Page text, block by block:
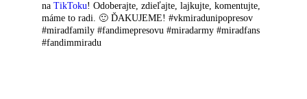
naTikToku! Odoberajte, zdieľajte, lajkujte, komentujte,
máme to radi. 🙂 ĎAKUJEME! #vkmiradunipopresov
#miradfamily #fandimepresovu #miradarmy #miradfans
#fandimmiradu